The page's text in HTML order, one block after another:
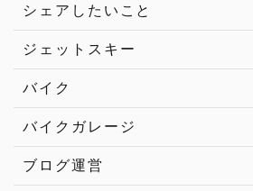
シェアしたいこと
ジェットスキー
バイク
バイクガレージ
ブログ運営